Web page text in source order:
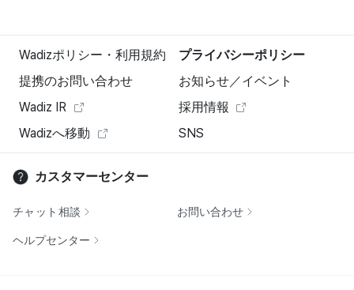
Wadizポリシー・利用規約
プライバシーポリシー
提携のお問い合わせ
お知らせ／イベント
Wadiz IR
採用情報
Wadizへ移動
SNS
カスタマーセンター
チャット相談 お問い合わせ
ヘルプセンター